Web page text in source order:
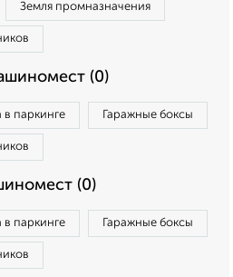
Земля промназначения
(0)
паркинге Гаражные боксы
(0)
паркинге Гаражные боксы